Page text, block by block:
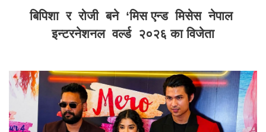
बिपिशा र रोजी बने ‘मिस एन्ड मिसेस नेपाल
इन्टरनेशनल वर्ल्ड २०२६ का विजेता